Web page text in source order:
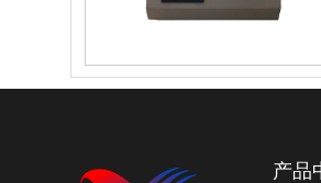
机，智能锁把手测试机
产品